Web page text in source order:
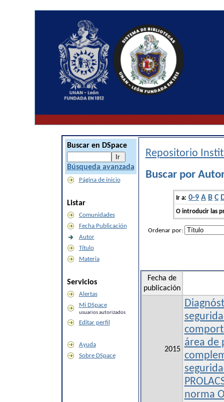
Buscar en DSpace
Búsqueda avanzada
Página de inicio
Listar
Comunidades
Fecha Publicación
Autor
Título
Materia
Servicios
Alertas
Mi DSpace
usuarios autorizados
Editar perfil
Ayuda
Sobre DSpace
Repositorio
Buscar por
Ir a: 0-9 A B C
O introducir las
Ordenar por:
Fecha de
publicación
2015
área de
norma